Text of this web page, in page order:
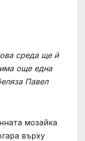
среда ще й
още една
Павел
мозайка
върху